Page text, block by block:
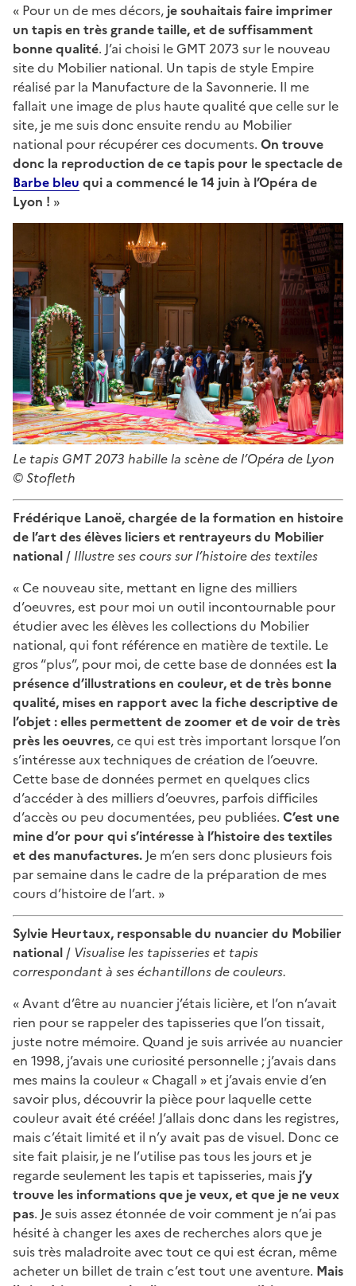
« Pour un de mes décors, je souhaitais faire imprimer
un tapis en très grande taille, et de suffisamment
bonne qualité. J’ai choisi le GMT 2073 sur le nouveau
site du Mobilier national. Un tapis de style Empire
réalisé par la Manufacture de la Savonnerie. Il me
fallait une image de plus haute qualité que celle sur le
site, je me suis donc ensuite rendu au Mobilier
national pour récupérer ces documents. On trouve
donc la reproduction de ce tapis pour le spectacle de
Barbe bleu qui a commencé le 14 juin à l’Opéra de
Lyon ! »
Le tapis GMT 2073 habille la scène de l’Opéra de Lyon
© Stofleth
Frédérique Lanoë, chargée de la formation en histoire
de l’art des élèves liciers et rentrayeurs du Mobilier
national / Illustre ses cours sur l’histoire des textiles
« Ce nouveau site, mettant en ligne des milliers
d’oeuvres, est pour moi un outil incontournable pour
étudier avec les élèves les collections du Mobilier
national, qui font référence en matière de textile. Le
gros “plus”, pour moi, de cette base de données est la
présence d’illustrations en couleur, et de très bonne
qualité, mises en rapport avec la fiche descriptive de
l’objet : elles permettent de zoomer et de voir de très
près les oeuvres, ce qui est très important lorsque l’on
s’intéresse aux techniques de création de l’oeuvre.
Cette base de données permet en quelques clics
d’accéder à des milliers d’oeuvres, parfois difficiles
d’accès ou peu documentées, peu publiées. C’est une
mine d’or pour qui s’intéresse à l’histoire des textiles
et des manufactures. Je m’en sers donc plusieurs fois
par semaine dans le cadre de la préparation de mes
cours d’histoire de l’art. »
Sylvie Heurtaux, responsable du nuancier du Mobilier
national / Visualise les tapisseries et tapis
correspondant à ses échantillons de couleurs.
« Avant d’être au nuancier j’étais licière, et l’on n’avait
rien pour se rappeler des tapisseries que l’on tissait,
juste notre mémoire. Quand je suis arrivée au nuancier
en 1998, j’avais une curiosité personnelle ; j’avais dans
mes mains la couleur « Chagall » et j’avais envie d’en
savoir plus, découvrir la pièce pour laquelle cette
couleur avait été créée! J’allais donc dans les registres,
mais c’était limité et il n’y avait pas de visuel. Donc ce
site fait plaisir, je ne l’utilise pas tous les jours et je
regarde seulement les tapis et tapisseries, mais j’y
trouve les informations que je veux, et que je ne veux
pas. Je suis assez étonnée de voir comment je n’ai pas
hésité à changer les axes de recherches alors que je
suis très maladroite avec tout ce qui est écran, même
acheter un billet de train c’est tout une aventure. Mais